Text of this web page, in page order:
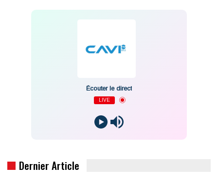
Écouter le direct
LIVE
Dernier Article